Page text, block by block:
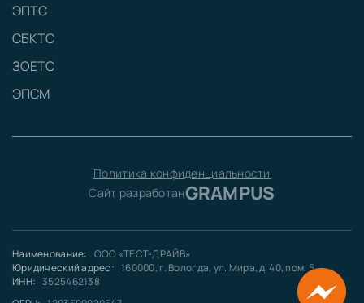
ЭПТС
СБКТС
ЗОЕТС
ЭПСМ
Политика конфиденциальности
Сайт разработанGRAMPUS
Наименование: ООО «ТЕСТ-ДРАЙВ»
Юридический адрес: 160000, г. Вологда, ул. Мира, д. 40, пом. 5
ИНН: 3525462138